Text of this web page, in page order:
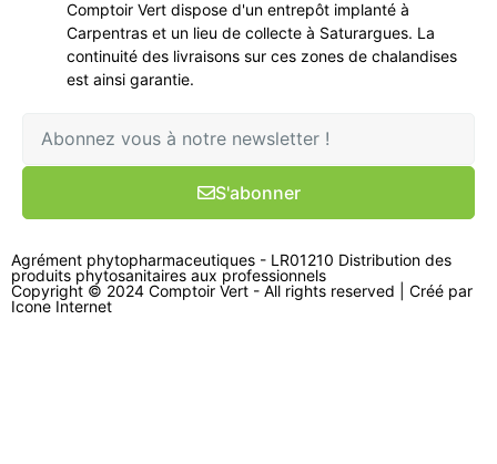
Comptoir Vert dispose d'un entrepôt implanté à
Carpentras et un lieu de collecte à Saturargues. La
continuité des livraisons sur ces zones de chalandises
est ainsi garantie.
S'abonner
Agrément phytopharmaceutiques - LR01210 Distribution des
produits phytosanitaires aux professionnels
Copyright © 2024 Comptoir Vert - All rights reserved | Créé par
Icone Internet